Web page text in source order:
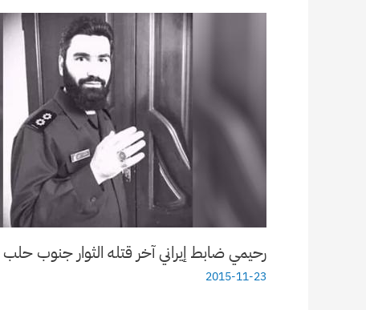
رحيمي ضابط إيراني آخر قتله الثوار جنوب حلب
2015-11-23